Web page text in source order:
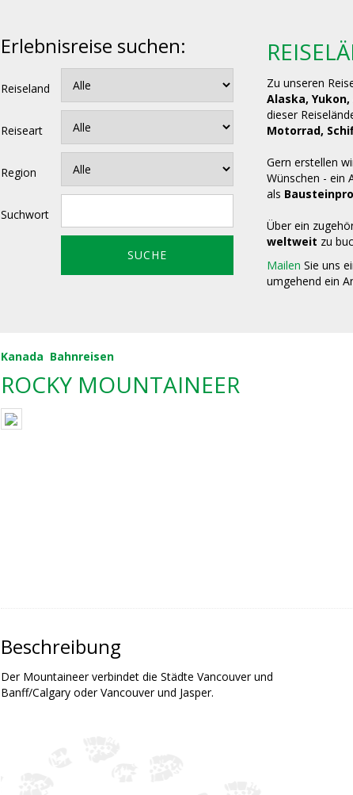
Erlebnisreise suchen:
Reiseland
Reiseart
Region
Suchwort
Zu unseren
Alaska,
dieser
Motorrad,
Gern erstellen
Wünschen - ein
als
Über ein
weltweit zu
Mailen Sie uns
umgehend ein
Kanada Bahnreisen
ROCKY MOUNTAINEER
Beschreibung
Der Mountaineer verbindet die Städte Vancouver und
Banff/Calgary oder Vancouver und Jasper.